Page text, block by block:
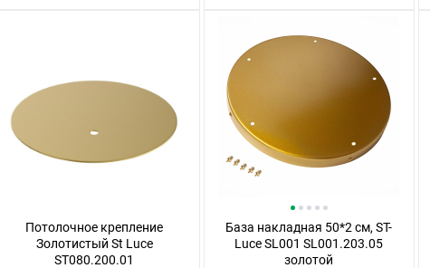
Потолочное крепление
Золотистый St Luce
ST080.200.01
База накладная 50*2 см, ST-
Luce SL001 SL001.203.05
золотой